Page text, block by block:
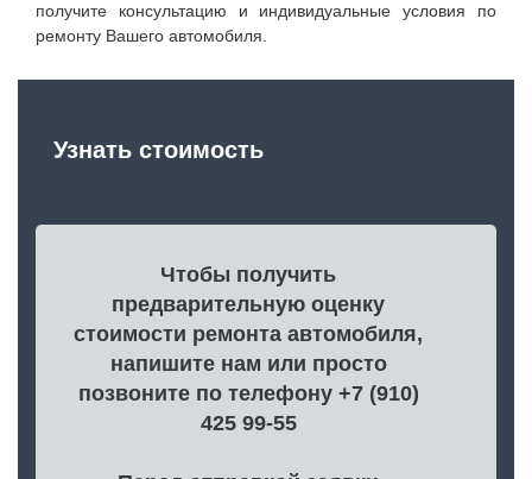
получите консультацию и индивидуальные условия по
ремонту Вашего автомобиля.
Узнать стоимость
Чтобы получить
предварительную оценку
стоимости ремонта автомобиля,
напишите нам или просто
позвоните по телефону +7 (910)
425 99-55